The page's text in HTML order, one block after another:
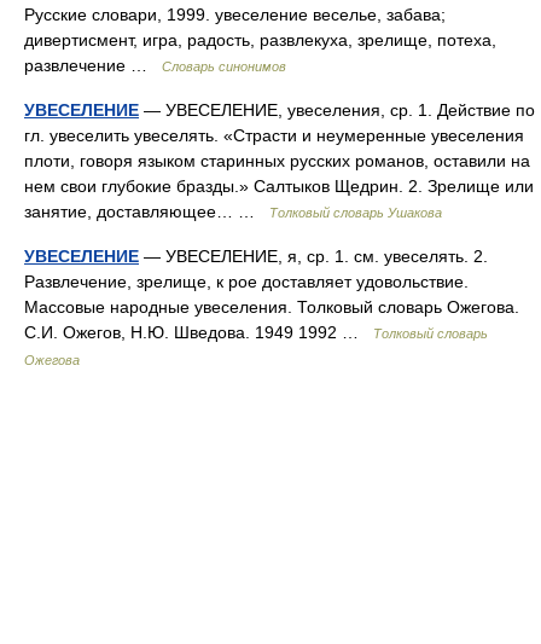
Русские словари, 1999. увеселение веселье, забава;
дивертисмент, игра, радость, развлекуха, зрелище, потеха,
развлечение …
Словарь синонимов
УВЕСЕЛЕНИЕ — УВЕСЕЛЕНИЕ, увеселения, ср. 1. Действие по
гл. увеселить увеселять. «Страсти и неумеренные увеселения
плоти, говоря языком старинных русских романов, оставили на
нем свои глубокие бразды.» Салтыков Щедрин. 2. Зрелище или
занятие, доставляющее… …
Толковый словарь Ушакова
УВЕСЕЛЕНИЕ — УВЕСЕЛЕНИЕ, я, ср. 1. см. увеселять. 2.
Развлечение, зрелище, к рое доставляет удовольствие.
Массовые народные увеселения. Толковый словарь Ожегова.
С.И. Ожегов, Н.Ю. Шведова. 1949 1992 …
Толковый словарь
Ожегова